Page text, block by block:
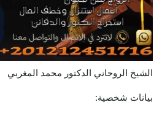
الشيخ الروحاني الدكتور محمد المغربي
بيانات شخصية: